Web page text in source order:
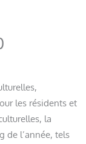
les résidents et
la
de l’année, tels